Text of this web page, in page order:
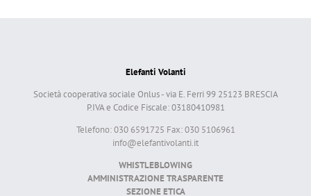
Elefanti Volanti
Società cooperativa sociale Onlus - via E. Ferri 99 25123 BRESCIA
P.IVA e Codice Fiscale: 03180410981
Telefono: 030 6591725 Fax: 030 5106961
info@elefantivolanti.it
WHISTLEBLOWING
AMMINISTRAZIONE TRASPARENTE
SEZIONE ETICA